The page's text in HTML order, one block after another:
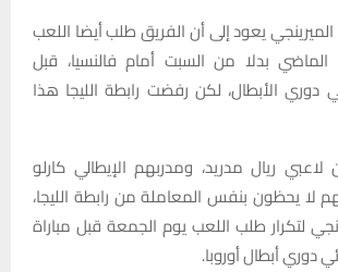
يعود إلى أن الفريق طلب أيضا اللعب
بدلا من السبت أمام فالنسيا، قبل
دوري الأبطال، لكن رفضت رابطة الليجا هذا
ريال مدريد، ومدربهم الإيطالي كارلو
لا يحظون بنفس المعاملة من رابطة الليجا،
لتكرار طلب اللعب يوم الجمعة قبل مباراة
دوري أبطال أوروبا.